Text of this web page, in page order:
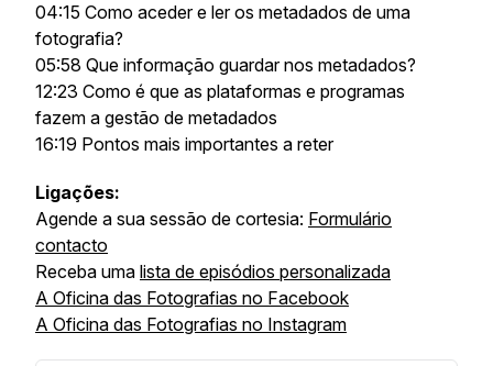
04:15 Como aceder e ler os metadados de uma
fotografia?
05:58 Que informação guardar nos metadados?
12:23 Como é que as plataformas e programas
fazem a gestão de metadados
16:19 Pontos mais importantes a reter
Ligações:
Agende a sua sessão de cortesia: Formulário
contacto
Receba uma lista de episódios personalizada
A Oficina das Fotografias no Facebook
A Oficina das Fotografias no Instagram